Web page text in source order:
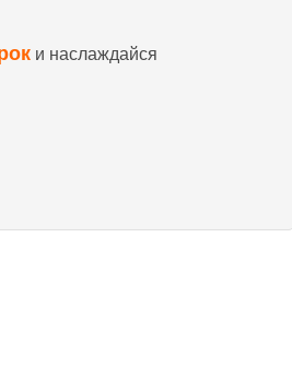
и наслаждайся